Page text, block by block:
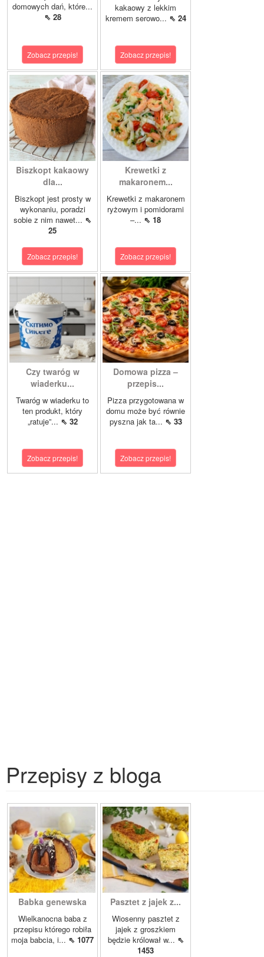
domowych dań, które...
⇖ 28
Zobacz przepis!
kakaowy z lekkim
kremem serowo... ⇖ 24
Zobacz przepis!
Biszkopt kakaowy
dla...
Biszkopt jest prosty w
wykonaniu, poradzi
sobie z nim nawet... ⇖
25
Zobacz przepis!
Krewetki z
makaronem...
Krewetki z makaronem
ryżowym i pomidorami
–... ⇖ 18
Zobacz przepis!
Czy twaróg w
wiaderku...
Twaróg w wiaderku to
ten produkt, który
„ratuje”... ⇖ 32
Zobacz przepis!
Domowa pizza –
przepis...
Pizza przygotowana w
domu może być równie
pyszna jak ta... ⇖ 33
Zobacz przepis!
Przepisy z bloga
Babka genewska
Wielkanocna baba z
przepisu którego robiła
moja babcia, i... ⇖ 1077
Pasztet z jajek z...
Wiosenny pasztet z
jajek z groszkiem
będzie królował w... ⇖
1453